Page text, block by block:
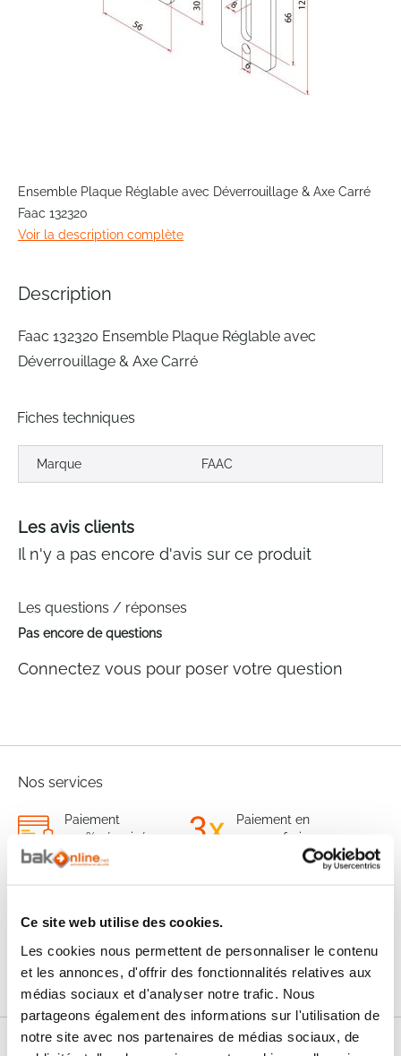
Ce site web utilise des cookies.
Les cookies nous permettent de personnaliser le contenu
et les annonces, d'offrir des fonctionnalités relatives aux
médias sociaux et d'analyser notre trafic. Nous
partageons également des informations sur l'utilisation de
notre site avec nos partenaires de médias sociaux, de
to
the
beginning
of
gallery
Ensemble Plaque Réglable avec Déverrouillage & Axe Carré
Faac 132320
Voir la description complète
Description
Faac 132320 Ensemble Plaque Réglable avec
Déverrouillage & Axe Carré
Fiches techniques
Marque FAAC
Les avis clients
Il n'y a pas encore d'avis sur ce produit
Les questions / réponses
Pas encore de questions
Connectez vous pour poser votre question
Nos services
Paiement
100% sécurisé
Paiement en
3x sans frais
Garanties